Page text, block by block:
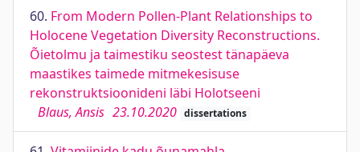
60. From Modern Pollen-Plant Relationships to
Holocene Vegetation Diversity Reconstructions.
Õietolmu ja taimestiku seostest tänapäeva
maastikes taimede mitmekesisuse
rekonstruktsioonideni läbi Holotseeni
Blaus, Ansis 23.10.2020 dissertations